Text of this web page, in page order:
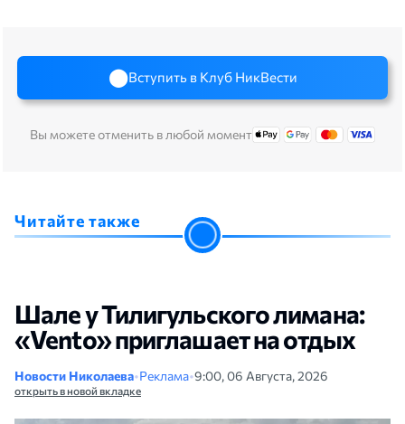
Вступить в Клуб НикВести
Вы можете отменить в любой момент
Читайте также
Шале у Тилигульского лимана:
«Vento» приглашает на отдых
Новости Николаева•Реклама•9:00, 06 Августа, 2026
открыть в новой вкладке